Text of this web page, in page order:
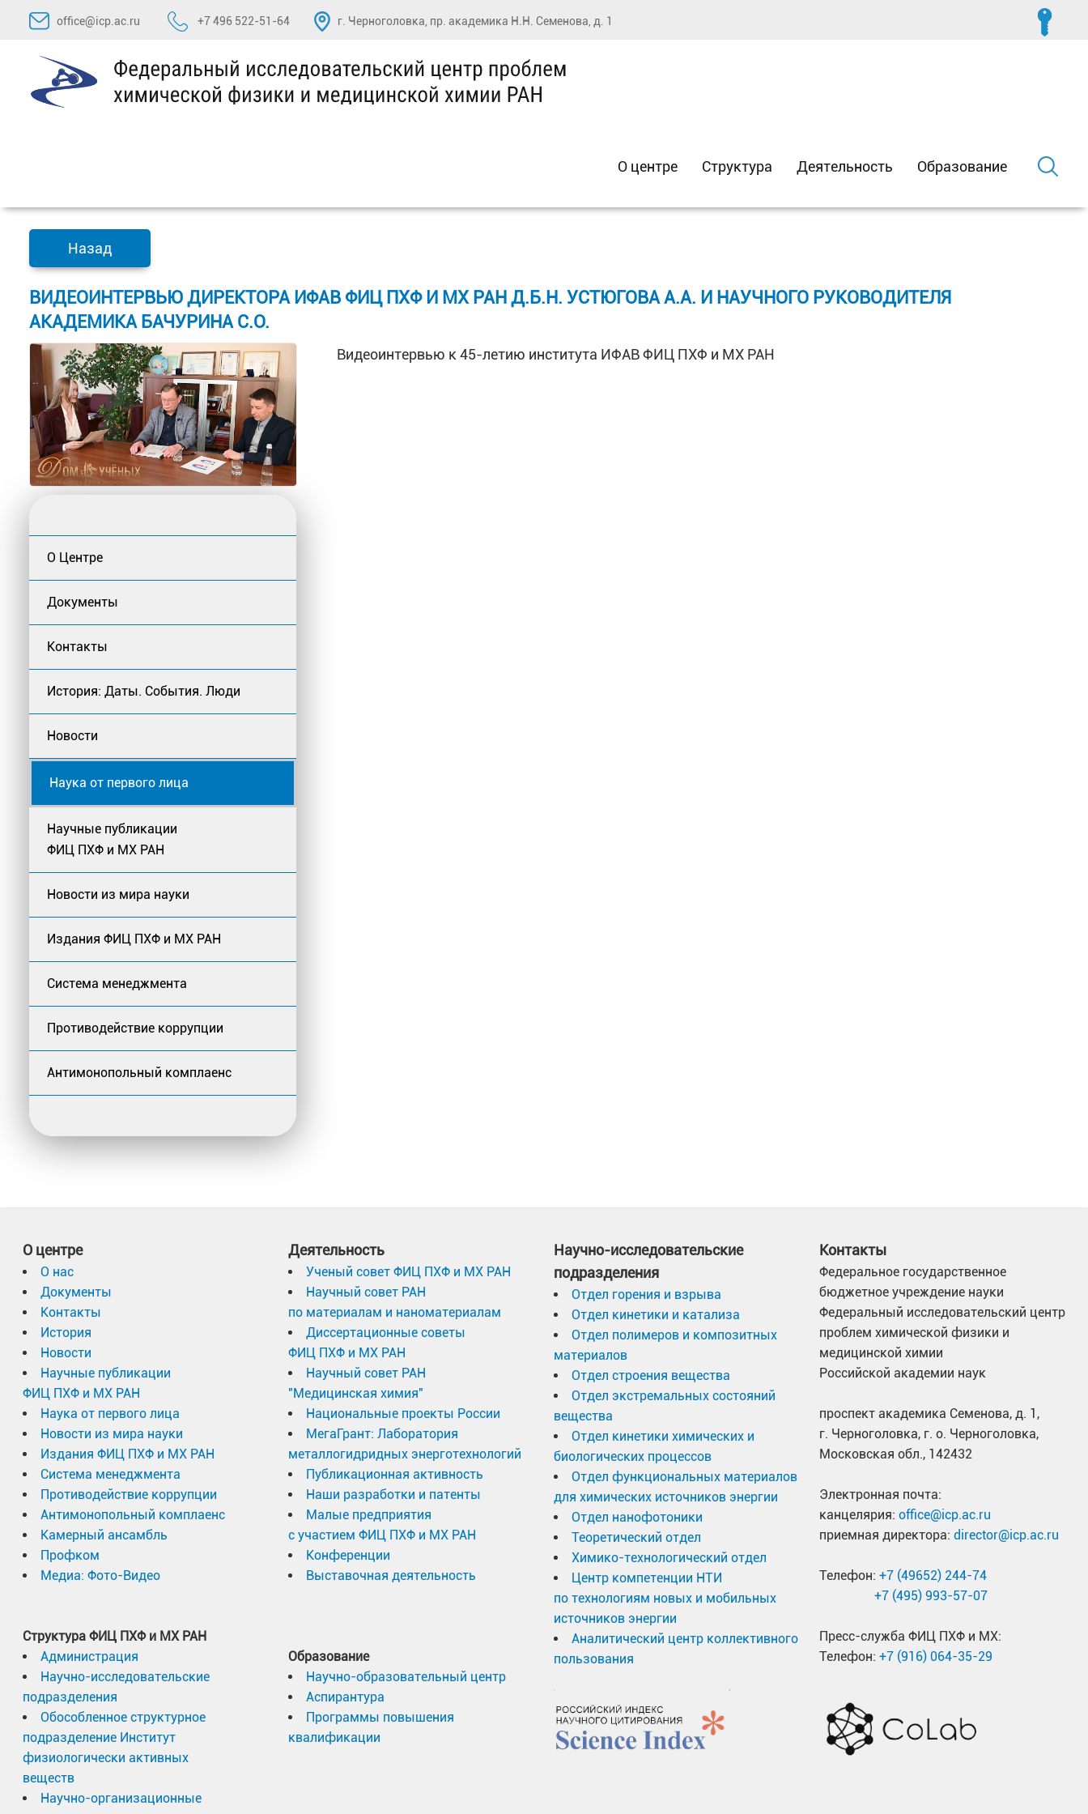
Перейти
содержимому
office@icp.ac.ru +7 496 522-51-64 г. Черноголовка, пр. академика Н.Н. Семенова, д. 1
О центре Структура Деятельность Образование
Назад
ВИДЕОИНТЕРВЬЮ ДИРЕКТОРА ИФАВ ФИЦ ПХФ И МХ РАН Д.Б.Н. УСТЮГОВА А.А. И НАУЧНОГО РУКОВОДИТЕЛЯ
АКАДЕМИКА БАЧУРИНА С.О.
О Центре
Документы
Контакты
История: Даты. События. Люди
Новости
Наука от первого лица
Научные публикации
ФИЦ ПХФ и МХ РАН
Новости из мира науки
Издания ФИЦ ПХФ и МХ РАН
Система менеджмента
Противодействие коррупции
Антимонопольный комплаенс
Видеоинтервью к 45-летию института ИФАВ ФИЦ ПХФ и МХ РАН
О центре
О нас
Документы
Контакты
История
Новости
Научные публикации
ФИЦ ПХФ и МХ РАН
Наука от первого лица
Новости из мира науки
Издания ФИЦ ПХФ и МХ РАН
Система менеджмента
Противодействие коррупции
Антимонопольный комплаенс
Камерный ансамбль
Профком
Медиа: Фото-Видео
Структура ФИЦ ПХФ и МХ РАН
Администрация
Научно-исследовательские
подразделения
Обособленное структурное
подразделение Институт
физиологически активных
веществ
Научно-организационные
Деятельность
Ученый совет ФИЦ ПХФ и МХ РАН
Научный совет РАН
по материалам и наноматериалам
Диссертационные советы
ФИЦ ПХФ и МХ РАН
Научный совет РАН
"Медицинская химия"
Национальные проекты России
МегаГрант: Лаборатория
металлогидридных энерготехнологий
Публикационная активность
Наши разработки и патенты
Малые предприятия
с участием ФИЦ ПХФ и МХ РАН
Конференции
Выставочная деятельность
Образование
Научно-образовательный центр
Аспирантура
Программы повышения
квалификации
Научно-исследовательские
подразделения
Отдел горения и взрыва
Отдел кинетики и катализа
Отдел полимеров и композитных
материалов
Отдел строения вещества
Отдел экстремальных состояний
вещества
Отдел кинетики химических и
биологических процессов
Отдел функциональных материалов
для химических источников энергии
Отдел нанофотоники
Теоретический отдел
Химико-технологический отдел
Центр компетенции НТИ
по технологиям новых и мобильных
источников энергии
Аналитический центр коллективного
пользования
Контакты
Федеральное государственное
бюджетное учреждение науки
Федеральный исследовательский центр
проблем химической физики и
медицинской химии
Российской академии наук
проспект академика Семенова, д. 1,
г. Черноголовка, г. о. Черноголовка,
Московская обл., 142432
Электронная почта:
канцелярия: office@icp.ac.ru
приемная директора: director@icp.ac.ru
Телефон: +7 (49652) 244-74
+7 (495) 993-57-07
Пресс-служба ФИЦ ПХФ и МХ:
Телефон: +7 (916) 064-35-29